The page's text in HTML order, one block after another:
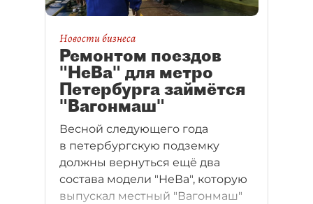
Новости бизнеса
Ремонтом поездов
"НеВа" для метро
Петербурга займётся
"Вагонмаш"
Весной следующего года
в петербургскую подземку
должны вернуться ещё два
состава модели "НеВа", которую
выпускал местный "Вагонмаш"